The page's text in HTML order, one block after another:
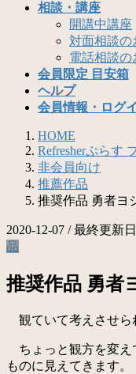
相談・講座
開講中講座
対面相談の
電話相談の
会員限定 目安箱
ヘルプ
会員情報・ログ
HOME
Refresherぷらす
非会員向け
推薦作品
推奨作品 勇者ヨ
2020-12-07 / 最終更新
品
推奨作品 勇者
観ていて考えさせら
ちょっと観方を変え
ものに見えてきます。